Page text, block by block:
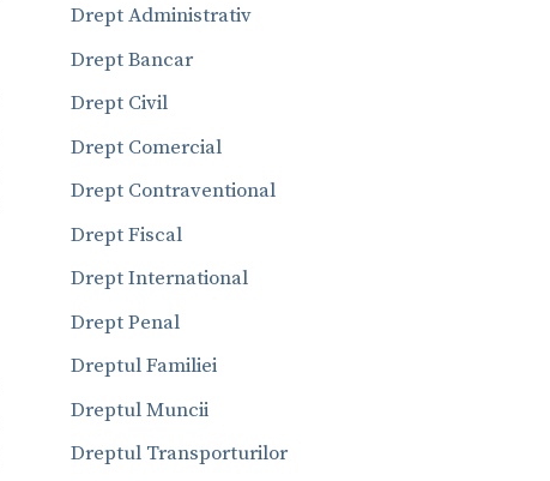
Drept Administrativ
Drept Bancar
Drept Civil
Drept Comercial
Drept Contraventional
Drept Fiscal
Drept International
Drept Penal
Dreptul Familiei
Dreptul Muncii
Dreptul Transporturilor